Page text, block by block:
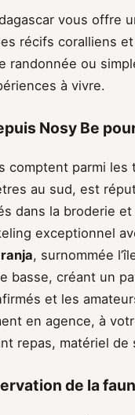
vous offre
récifs coralliens
randonnée ou
à vivre.
Nosy Be
parmi les
au sud, est
dans la broderie
exceptionnel
, surnommée
basse, créant un
et les
en agence, à
repas, matériel
de la